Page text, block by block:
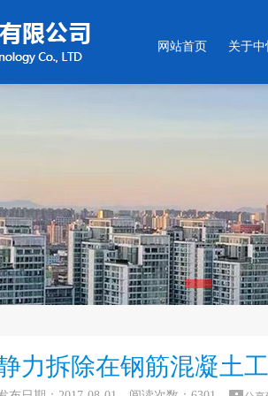
网站首页 关于中
力拆除在钢筋混凝土